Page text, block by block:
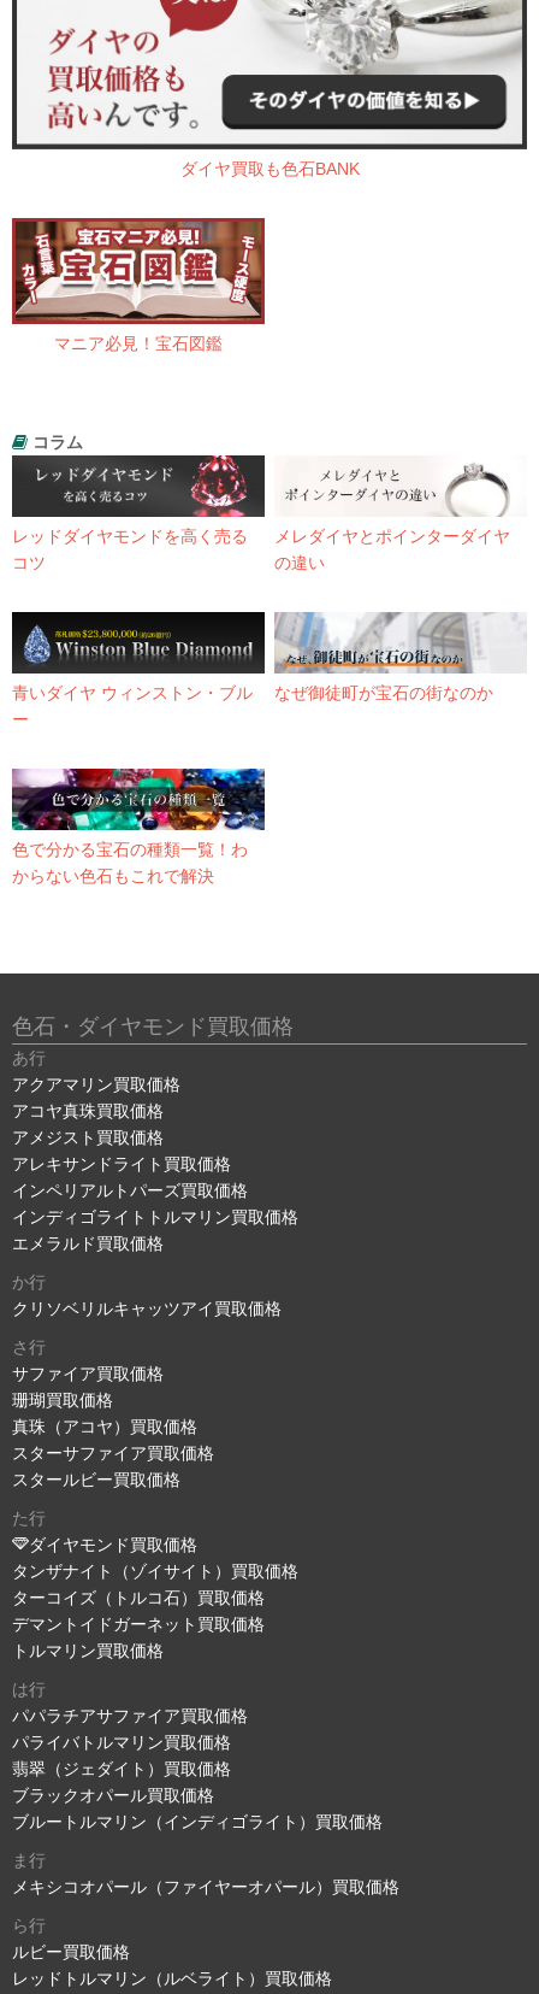
ダイヤ買取も色石BANK
マニア必見！宝石図鑑
コラム
レッドダイヤモンドを高く売る
コツ
メレダイヤとポインターダイヤ
の違い
青いダイヤ ウィンストン・ブル
ー
なぜ御徒町が宝石の街なのか
色で分かる宝石の種類一覧！わ
からない色石もこれで解決
色石・ダイヤモンド買取価格
あ行
アクアマリン買取価格
アコヤ真珠買取価格
アメジスト買取価格
アレキサンドライト買取価格
インペリアルトパーズ買取価格
インディゴライトトルマリン買取価格
エメラルド買取価格
か行
クリソベリルキャッツアイ買取価格
さ行
サファイア買取価格
珊瑚買取価格
真珠（アコヤ）買取価格
スターサファイア買取価格
スタールビー買取価格
た行
ダイヤモンド買取価格
タンザナイト（ゾイサイト）買取価格
ターコイズ（トルコ石）買取価格
デマントイドガーネット買取価格
トルマリン買取価格
は行
パパラチアサファイア買取価格
パライバトルマリン買取価格
翡翠（ジェダイト）買取価格
ブラックオパール買取価格
ブルートルマリン（インディゴライト）買取価格
ま行
メキシコオパール（ファイヤーオパール）買取価格
ら行
ルビー買取価格
レッドトルマリン（ルベライト）買取価格